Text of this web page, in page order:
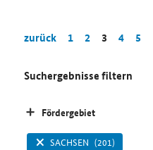
zurück 1 2 3 4 5
Suchergebnisse filtern
Fördergebiet
SACHSEN (201)